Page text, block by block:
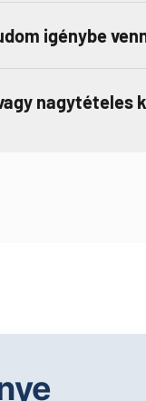
igénybe
nagytételes